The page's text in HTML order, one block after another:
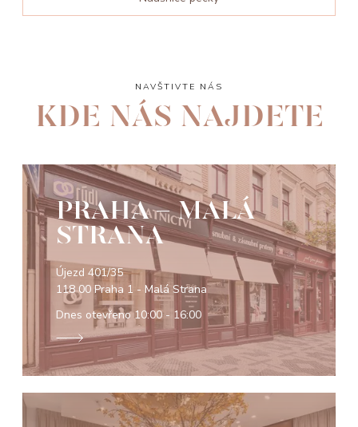
NAVŠTIVTE NÁS
KDE NÁS NAJDETE
PRAHA - MALÁ
STRANA
Újezd 401/35
118 00 Praha 1 - Malá Strana
Dnes otevřeno10:00 - 16:00